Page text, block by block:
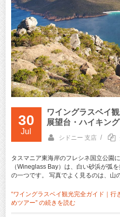
30
Jul
ワイングラスベイ
展望台・ハイキン
シドニー 支店 /
タスマニア東海岸のフレシネ国立公園
（Wineglass Bay）は、白い砂浜が弧
の一つです。 写真でよく見るのは、山
“ワイングラスベイ観光完全ガイド｜
めツアー” の続きを読む